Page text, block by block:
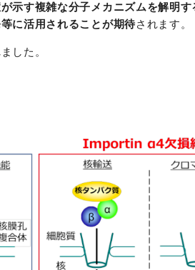
示す複雑な分子メカニズムを解明す
に活用されることが期待されます。
した。